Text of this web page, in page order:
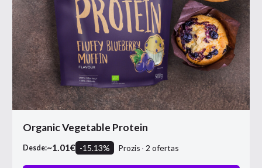
Organic Vegetable Protein
Desde:~1.01€ -15.13% Prozis 2 ofertas